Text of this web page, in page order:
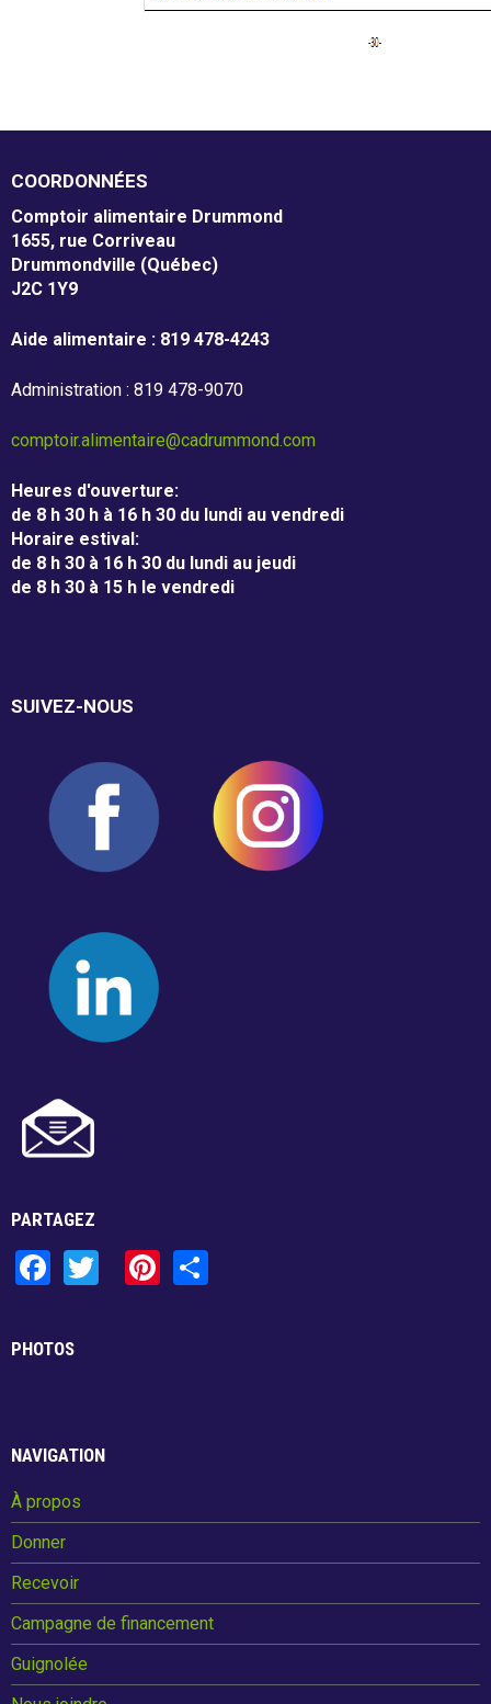
COORDONNÉES
Comptoir alimentaire Drummond
1655, rue Corriveau
Drummondville (Québec)
J2C 1Y9
Aide alimentaire : 819 478-4243
Administration : 819 478-9070
comptoir.alimentaire@cadrummond.com
Heures d'ouverture:
de 8 h 30 h à 16 h 30 du lundi au vendredi
Horaire estival:
de 8 h 30 à 16 h 30 du lundi au jeudi
de 8 h 30 à 15 h le vendredi
SUIVEZ-NOUS
PARTAGEZ
F
a
ce
b
o
k
wi
Pi
nt
PHOTOS
NAVIGATION
À propos
Donner
Recevoir
Campagne de financement
Guignolée